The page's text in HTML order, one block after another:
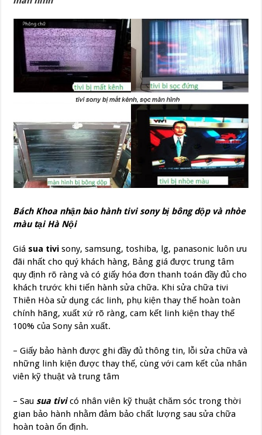
Bách Khoa nhận bảo hành tivi sony bị bông dộp và nhòe
màu tại Hà Nội
Giá sua tivi sony, samsung, toshiba, lg, panasonic luôn ưu
đãi nhất cho quý khách hàng, Bảng giá được trung tâm
quy định rõ ràng và có giấy hóa đơn thanh toán đầy đủ cho
khách trước khi tiến hành sửa chữa. Khi sửa chữa tivi
Thiên Hòa sử dụng các linh, phụ kiện thay thế hoàn toàn
chính hãng, xuất xứ rõ ràng, cam kết linh kiện thay thế
100% của Sony sản xuất.
– Giấy bảo hành được ghi đầy đủ thông tin, lỗi sửa chữa và
những linh kiện được thay thế, cùng với cam kết của nhân
viên kỹ thuật và trung tâm
– Sau sua tivicó nhân viên kỹ thuật chăm sóc trong thời
gian bảo hành nhằm đảm bảo chất lượng sau sửa chữa
hoàn toàn ổn định.